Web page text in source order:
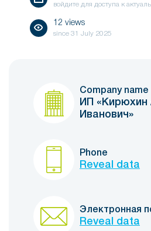
войдите для доступа к
12 views
since 31 July 2025
Company name
ИП «Кирюхин
Иванович»
Phone
Reveal data
Электронная
Reveal data